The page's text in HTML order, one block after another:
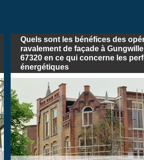
Quels sont les bénéfices des
ravalement de façade à
67320 en ce qui concerne les
énergétiques